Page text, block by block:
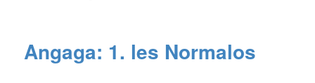
Angaga: 1. les Normalos